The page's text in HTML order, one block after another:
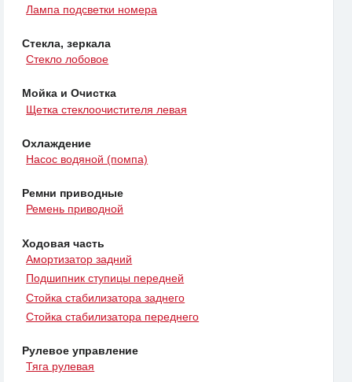
Лампа подсветки номера
Стекла, зеркала
Стекло лобовое
Мойка и Очистка
Щетка стеклоочистителя левая
Охлаждение
Насос водяной (помпа)
Ремни приводные
Ремень приводной
Ходовая часть
Амортизатор задний
Подшипник ступицы передней
Стойка стабилизатора заднего
Стойка стабилизатора переднего
Рулевое управление
Тяга рулевая